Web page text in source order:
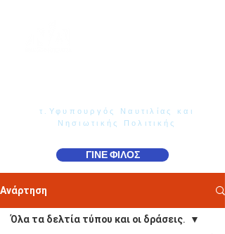
τ.Υφυπουργός Ναυτιλίας και
Νησιωτικής Πολιτικής
ΓΙΝΕ ΦΙΛΟΣ
Ανάρτηση
Όλα τα δελτία τύπου και οι δράσεις.